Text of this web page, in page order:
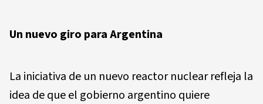
Un nuevo giro para Argentina
La iniciativa de un nuevo reactor nuclear refleja la
idea de que el gobierno argentino quiere